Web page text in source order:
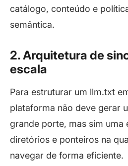
catálogo, conteúdo e
semântica.
2. Arquitetura de
escala
Para estruturar um llm.txt
plataforma não deve gerar
grande porte, mas sim uma
diretórios e ponteiros na
navegar de forma eficiente.